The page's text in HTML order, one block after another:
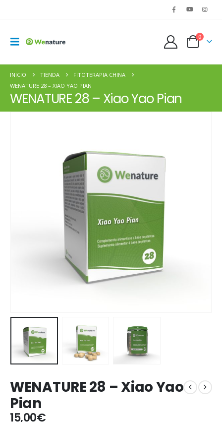
0
INICIO TIENDA
FITOTERAPIA CHINA
WENATURE 28 – XIAO YAO PIAN
WENATURE 28 – Xiao Yao Pian
WENATURE 28 – Xiao Yao
Pian
15,00€